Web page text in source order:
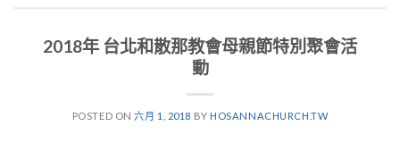
2018年 台北和散那教會母親節特別聚會活
動
POSTED ON六月 1, 2018 BYHOSANNACHURCH.TW